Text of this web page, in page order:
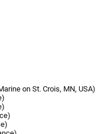
on St. Crois, MN, USA)